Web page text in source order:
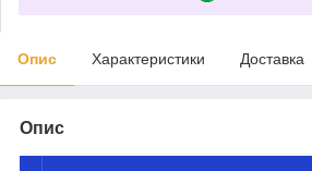
Опис Характеристики Доставка
Опис